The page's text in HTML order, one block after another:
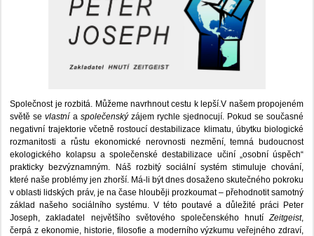
Společnost je rozbitá. Můžeme navrhnout cestu k lepší.V našem propojeném
světě sevlastní a společenskýzájem rychle sjednocují. Pokud se současné
negativní trajektorie včetně rostoucí destabilizace klimatu, úbytku biologické
rozmanitosti a růstu ekonomické nerovnosti nezmění, temná budoucnost
ekologického kolapsu a společenské destabilizace učiní „osobní úspěch“
prakticky bezvýznamným. Náš rozbitý sociální systém stimuluje chování,
které naše problémy jen zhorší. Má-li být dnes dosaženo skutečného pokroku
v oblasti lidských práv, je na čase hlouběji prozkoumat – přehodnotit samotný
základ našeho sociálního systému. V této poutavé a důležité práci Peter
Joseph, zakladatel největšího světového společenského hnutíZeitgeist,
čerpá z ekonomie, historie, filosofie a moderního výzkumu veřejného zdraví,